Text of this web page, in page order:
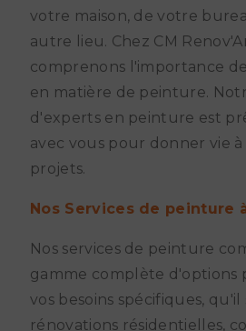
votre maison, de votre
autre lieu. Chez CM
comprenons l'importance
en matière de peinture.
d'experts en peinture est
avec vous pour donner vie à
projets.
Nos Services de peinture
Nos services de peinture
gamme complète d'options
vos besoins spécifiques, qu'il
rénovations résidentielles,